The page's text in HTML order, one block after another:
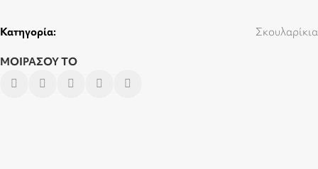
Κατηγορία: Σκουλαρίκια
ΜΟΙΡΑΣΟΥ ΤΟ